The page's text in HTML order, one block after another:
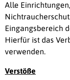
Alle
Eingangsbereich
Hierfür ist das
verwenden.
Verstöße